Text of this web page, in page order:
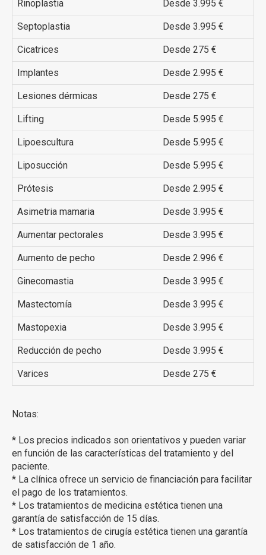
Rinoplastia Desde 3.995 €
Septoplastia Desde 3.995 €
Cicatrices Desde 275 €
Implantes Desde 2.995 €
Lesiones dérmicas Desde 275 €
Lifting Desde 5.995 €
Lipoescultura Desde 5.995 €
Liposucción Desde 5.995 €
Prótesis Desde 2.995 €
Asimetria mamaria Desde 3.995 €
Aumentar pectorales Desde 3.995 €
Aumento de pecho Desde 2.996 €
Ginecomastia Desde 3.995 €
Mastectomía Desde 3.995 €
Mastopexia Desde 3.995 €
Reducción de pecho Desde 3.995 €
Varices Desde 275 €
Notas:
* Los precios indicados son orientativos y pueden variar
en función de las características del tratamiento y del
paciente.
* La clínica ofrece un servicio de financiación para facilitar
el pago de los tratamientos.
* Los tratamientos de medicina estética tienen una
garantía de satisfacción de 15 días.
* Los tratamientos de cirugía estética tienen una garantía
de satisfacción de 1 año.